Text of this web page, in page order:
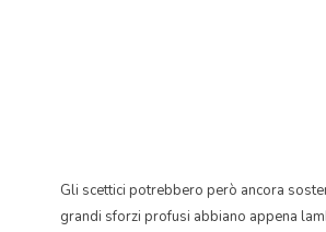
Gli scettici potrebbero però ancora
grandi sforzi profusi abbiano appena